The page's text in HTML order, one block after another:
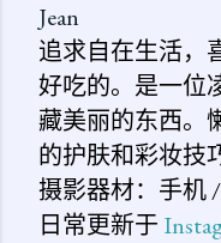
Jean
追求自在生活，
好吃的。是一位
藏美丽的东西。
的护肤和彩妆技
摄影器材：手机 /
日常更新于